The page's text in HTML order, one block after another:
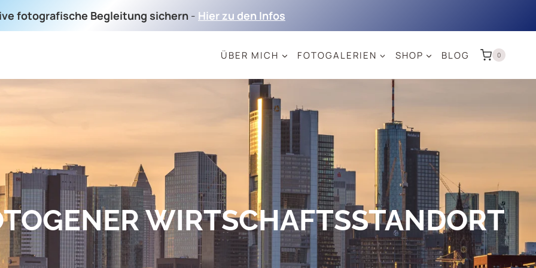
fotografische Begleitung sichern - Hier zu den Infos
ÜBER MICH FOTOGALERIEN SHOP BLOG 0
WIRTSCHAFTSSTANDORT